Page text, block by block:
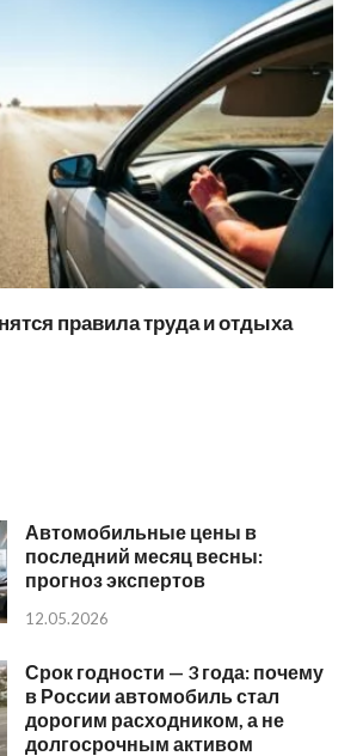
правила труда и отдыха
Автомобильные цены в
последний месяц весны:
прогноз экспертов
12.05.2026
Срок годности — 3 года: почему
в России автомобиль стал
дорогим расходником, а не
долгосрочным активом